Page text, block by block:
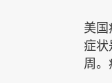
美国
症状
周。